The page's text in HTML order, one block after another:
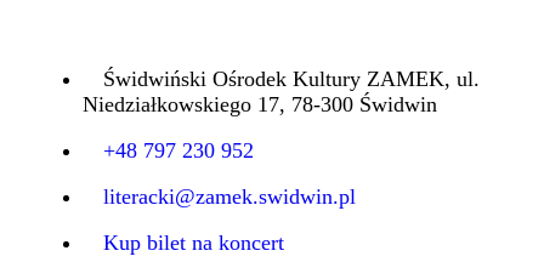
Świdwiński Ośrodek Kultury ZAMEK, ul.
Niedziałkowskiego 17, 78-300 Świdwin
+48 797 230 952
literacki@zamek.swidwin.pl
Kup bilet na koncert